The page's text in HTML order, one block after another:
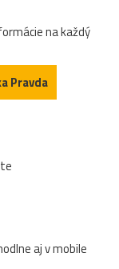
na každý
Pravda
aj v mobile